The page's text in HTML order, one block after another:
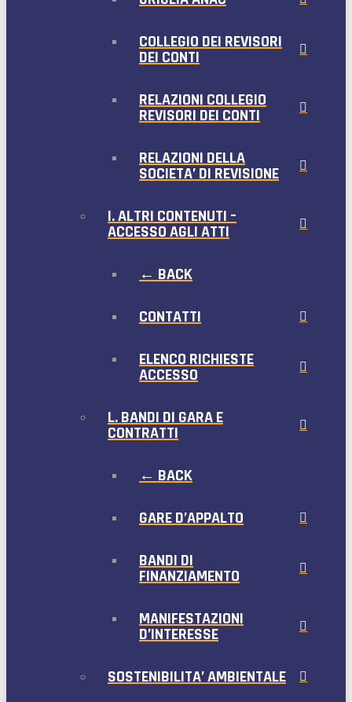
COLLEGIO DEI REVISORI
DEI CONTI
RELAZIONI COLLEGIO
REVISORI DEI CONTI
RELAZIONI DELLA
SOCIETA’ DI REVISIONE
I. ALTRI CONTENUTI –
ACCESSO AGLI ATTI
← BACK
CONTATTI
ELENCO RICHIESTE
ACCESSO
L. BANDI DI GARA E
CONTRATTI
← BACK
GARE D’APPALTO
BANDI DI
FINANZIAMENTO
MANIFESTAZIONI
D’INTERESSE
SOSTENIBILITA’ AMBIENTALE